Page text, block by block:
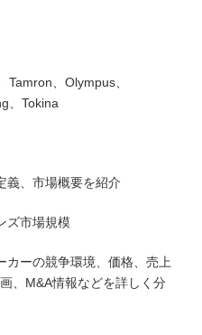
、Olympus、
、Tokina
義、市場概要を紹介
ズ市場規模
カーの競争環境、価格、売上
、M&A情報などを詳しく分